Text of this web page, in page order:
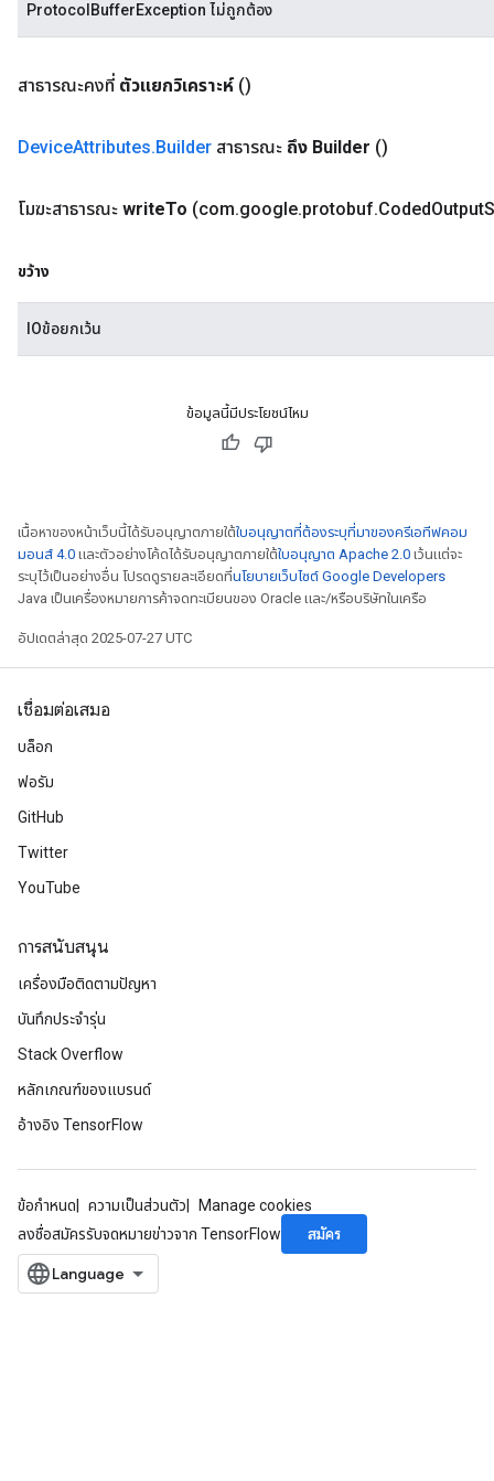
ProtocolBufferException ไม่ถูกต้อง
สาธารณะคงที่ ตัวแยกวิเคราะห์ ()
DeviceAttributes.Builder สาธารณะ ถึง Builder ()
โมฆะสาธารณะ writeTo (com.google.protobuf.CodedOutput
ขว้าง
IOข้อยกเว้น
ข้อมูลนี้มีประโยชน์ไหม
เนื้อหาของหน้าเว็บนี้ได้รับอนุญาตภายใต้ใบอนุญาตที่ต้องระบุที่มาของครีเอทีฟคอม
มอนส์ 4.0 และตัวอย่างโค้ดได้รับอนุญาตภายใต้ใบอนุญาต Apache 2.0 เว้นแต่จะ
ระบุไว้เป็นอย่างอื่น โปรดดูรายละเอียดที่นโยบายเว็บไซต์ Google Developers
Java เป็นเครื่องหมายการค้าจดทะเบียนของ Oracle และ/หรือบริษัทในเครือ
อัปเดตล่าสุด 2025-07-27 UTC
เชื่อมต่อเสมอ
บล็อก
ฟอรัม
GitHub
Twitter
YouTube
การสนับสนุน
เครื่องมือติดตามปัญหา
บันทึกประจำรุ่น
Stack Overflow
หลักเกณฑ์ของแบรนด์
อ้างอิง TensorFlow
ข้อกำหนด ความเป็นส่วนตัว
Manage cookies
ลงชื่อสมัครรับจดหมายข่าวจาก TensorFlow
สมัคร